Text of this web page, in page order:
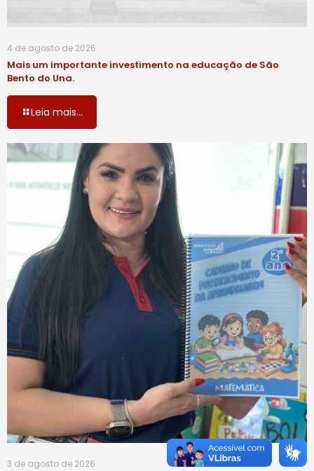
4 de agosto de 2026
Mais um importante investimento na educação de São
Bento do Una.
Leia mais...
3 de agosto de 2026